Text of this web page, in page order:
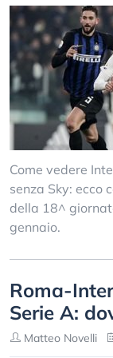
Come vedere
senza Sky: ecco
della 18^
gennaio.
Roma-
Serie A:
Matteo Novelli